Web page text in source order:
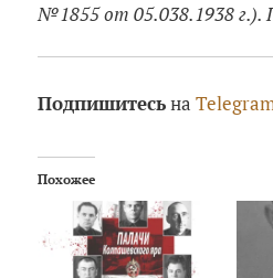
№1855 от 05.038.1938 г.).
Подпишитесьна
Похожее